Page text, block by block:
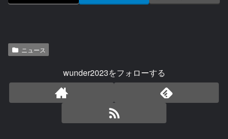
ニュース
wunder2023をフォローする